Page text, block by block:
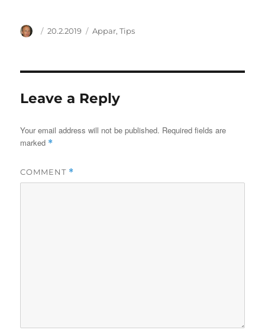
Author
Posted
20.2.2019 Categories
Appar,Tips
Leave a Reply
Your email address will not be published. Required fields are
marked *
COMMENT *